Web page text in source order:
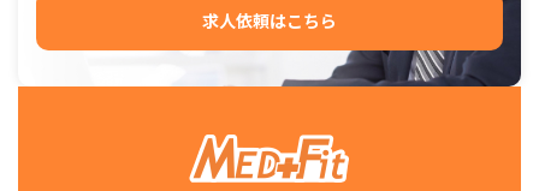
求人依頼はこちら